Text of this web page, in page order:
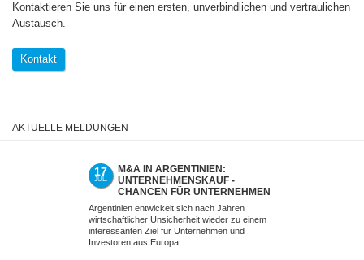
Kontaktieren Sie uns für einen ersten, unverbindlichen und vertraulichen
Austausch.
Kontakt
AKTUELLE MELDUNGEN
17
JUL.
M&A IN ARGENTINIEN:
UNTERNEHMENSKAUF -
CHANCEN FÜR UNTERNEHMEN
UND INVESTOREN AUS EUROPA
Argentinien entwickelt sich nach Jahren
wirtschaftlicher Unsicherheit wieder zu einem
interessanten Ziel für Unternehmen und
Investoren aus Europa.